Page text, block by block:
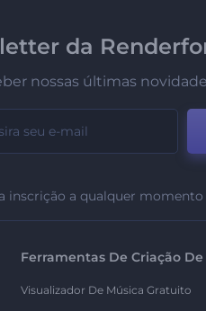
da
nossas últimas
inscrição a qualquer momento
Ferramentas De Criação
Visualizador De Música Gratuito